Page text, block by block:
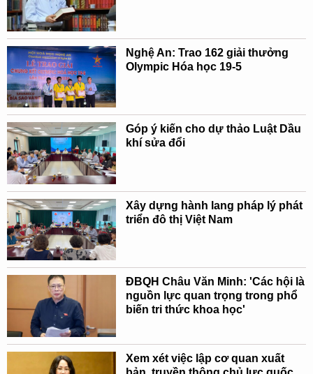
Nghệ An: Trao 162 giải thưởng
Olympic Hóa học 19-5
Góp ý kiến cho dự thảo Luật Dầu
khí sửa đổi
Xây dựng hành lang pháp lý phát
triển đô thị Việt Nam
ĐBQH Châu Văn Minh: 'Các hội là
nguồn lực quan trọng trong phổ
biến tri thức khoa học'
Xem xét việc lập cơ quan xuất